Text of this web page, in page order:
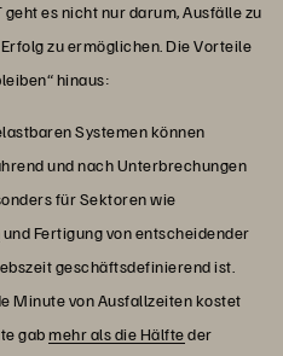
es nicht nur darum, Ausfälle zu
zu ermöglichen. Die Vorteile
hinaus:
Systemen können
und nach Unterbrechungen
für Sektoren wie
und Fertigung von entscheidender
geschäftsdefinierend ist.
Minute von Ausfallzeiten kostet
gabmehr als die Hälfteder